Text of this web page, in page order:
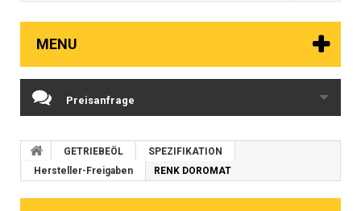
MENU
Preisanfrage
GETRIEBEÖL
SPEZIFIKATION
Hersteller-Freigaben
RENK DOROMAT